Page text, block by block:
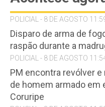
POLICIAL - 8 DE AGOSTO
Disparo de arma de
raspão durante a
POLICIAL - 8 DE AGOSTO
PM encontra revólver
de homem armado em
Coruripe